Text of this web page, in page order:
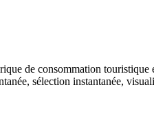
de consommation touristique
sélection instantanée,